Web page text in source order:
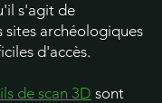
s'agit de
archéologiques
d'accès.
de scan 3D sont